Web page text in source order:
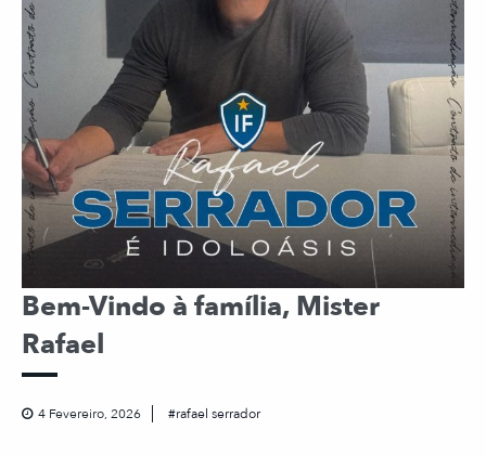
Bem-Vindo à família, Mister
Rafael
4 Fevereiro, 2026 rafael serrador